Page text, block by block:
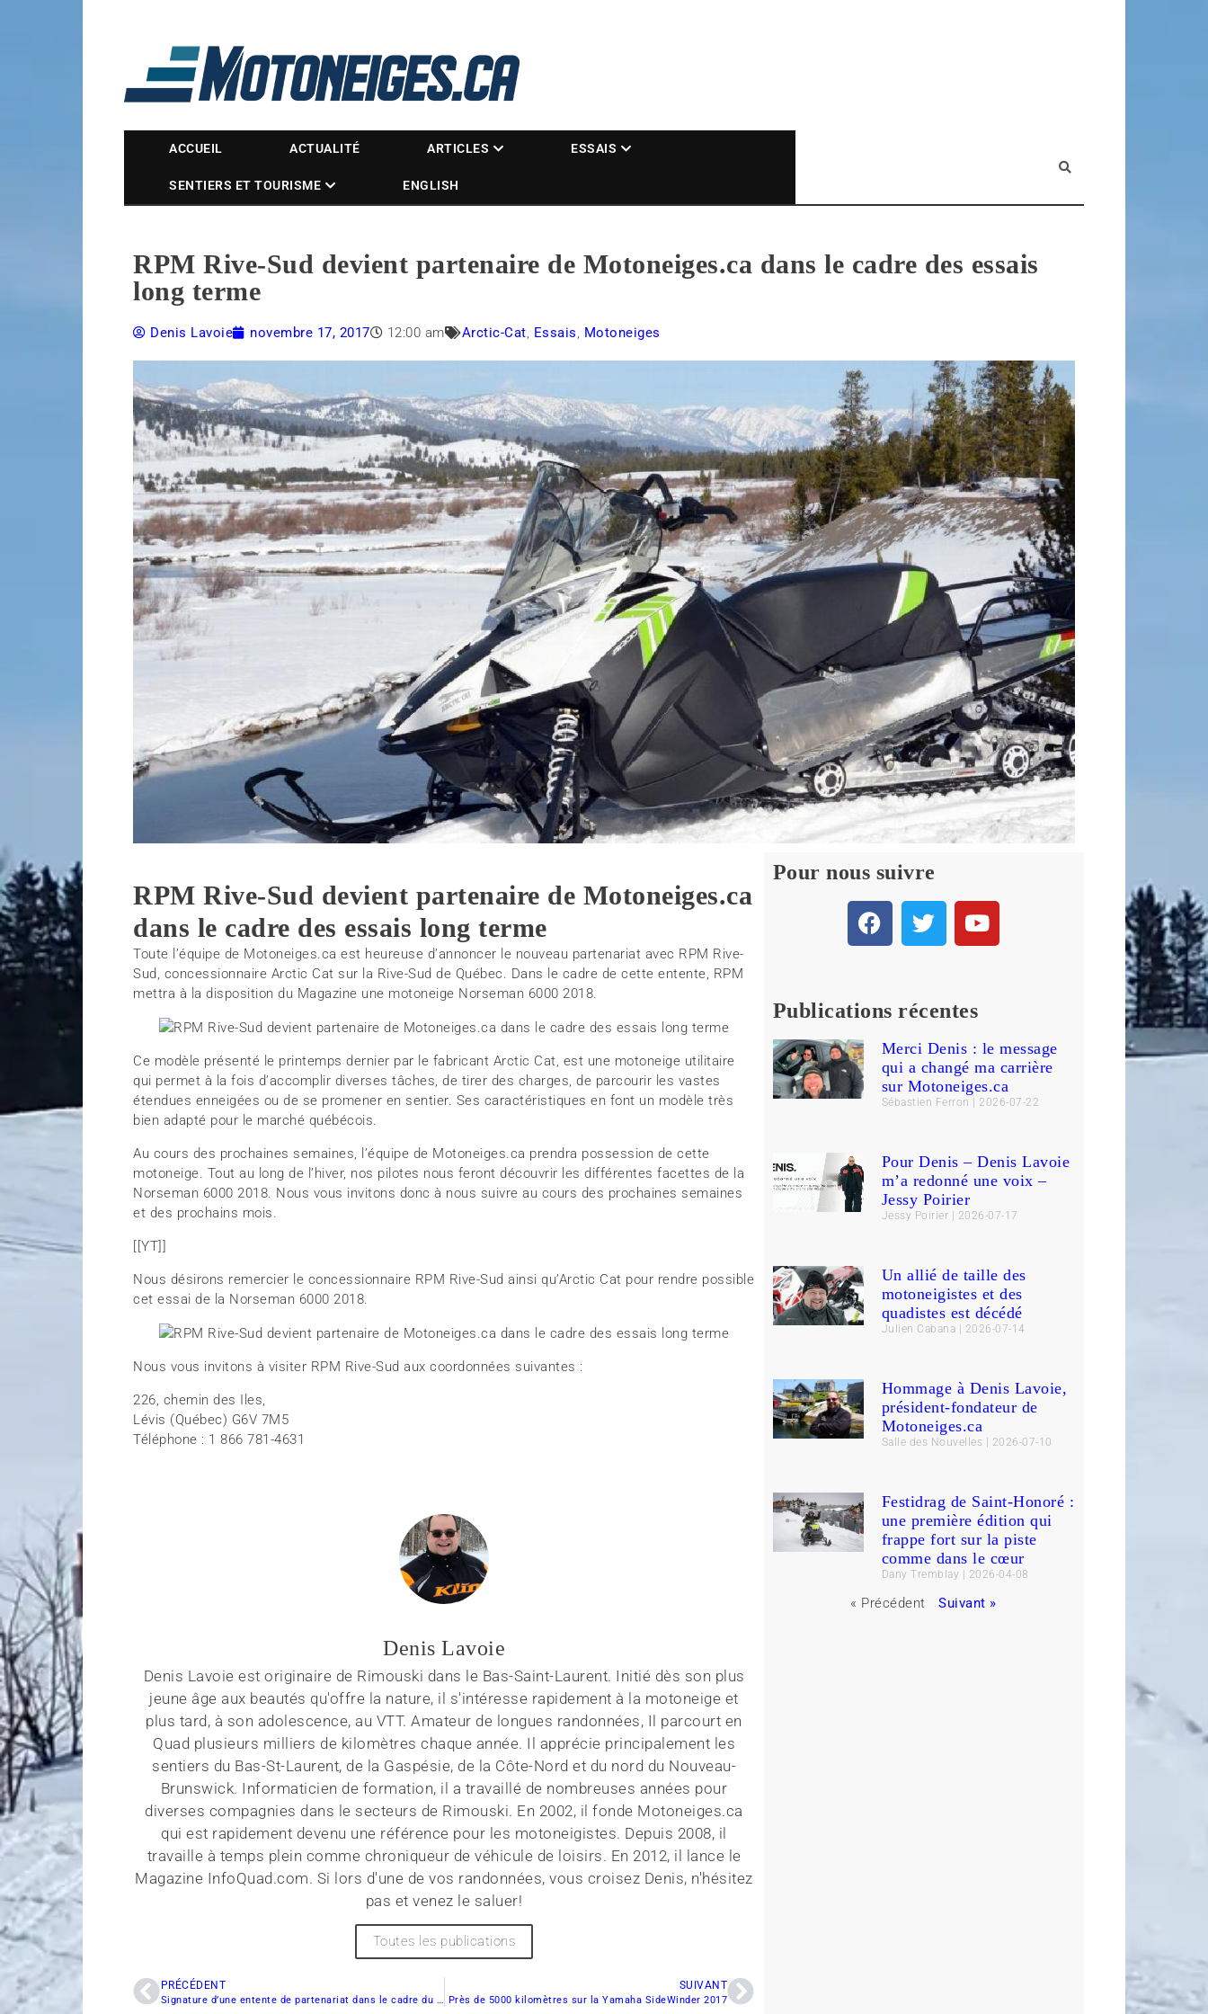
Magazine Motoneiges.ca
ACCUEIL ACTUALITÉ ARTICLES ESSAIS
SENTIERS ET TOURISME ENGLISH
RPM Rive-Sud devient partenaire de Motoneiges.ca dans le cadre des essais
long terme
Denis Lavoie novembre 17, 2017 12:00 am Arctic-Cat, Essais, Motoneiges
RPM Rive-Sud devient partenaire de Motoneiges.ca
dans le cadre des essais long terme
Toute l’équipe de Motoneiges.ca est heureuse d’annoncer le nouveau partenariat avec RPM Rive-
Sud, concessionnaire Arctic Cat sur la Rive-Sud de Québec. Dans le cadre de cette entente, RPM
mettra à la disposition du Magazine une motoneige Norseman 6000 2018.
Ce modèle présenté le printemps dernier par le fabricant Arctic Cat, est une motoneige utilitaire
qui permet à la fois d’accomplir diverses tâches, de tirer des charges, de parcourir les vastes
étendues enneigées ou de se promener en sentier. Ses caractéristiques en font un modèle très
bien adapté pour le marché québécois.
Au cours des prochaines semaines, l’équipe de Motoneiges.ca prendra possession de cette
motoneige. Tout au long de l’hiver, nos pilotes nous feront découvrir les différentes facettes de la
Norseman 6000 2018. Nous vous invitons donc à nous suivre au cours des prochaines semaines
et des prochains mois.
[[YT]]
Nous désirons remercier le concessionnaire RPM Rive-Sud ainsi qu’Arctic Cat pour rendre possible
cet essai de la Norseman 6000 2018.
Nous vous invitons à visiter RPM Rive-Sud aux coordonnées suivantes :
226, chemin des Iles,
Lévis (Québec) G6V 7M5
Téléphone : 1 866 781-4631
Denis Lavoie
Denis Lavoie est originaire de Rimouski dans le Bas-Saint-Laurent. Initié dès son plus
jeune âge aux beautés qu'offre la nature, il s'intéresse rapidement à la motoneige et
plus tard, à son adolescence, au VTT. Amateur de longues randonnées, Il parcourt en
Quad plusieurs milliers de kilomètres chaque année. Il apprécie principalement les
sentiers du Bas-St-Laurent, de la Gaspésie, de la Côte-Nord et du nord du Nouveau-
Brunswick. Informaticien de formation, il a travaillé de nombreuses années pour
diverses compagnies dans le secteurs de Rimouski. En 2002, il fonde Motoneiges.ca
qui est rapidement devenu une référence pour les motoneigistes. Depuis 2008, il
travaille à temps plein comme chroniqueur de véhicule de loisirs. En 2012, il lance le
Magazine InfoQuad.com. Si lors d'une de vos randonnées, vous croisez Denis, n'hésitez
pas et venez le saluer!
Toutes les publications
PRÉCÉDENT
Signature d’une entente de partenariat dans le cadre du programme d’Action bénévole
SUIVANT
Près de 5000 kilomètres sur la Yamaha SideWinder 2017
Pour nous suivre
Publications récentes
Merci Denis : le message
qui a changé ma carrière
sur Motoneiges.ca
Sébastien Ferron 2026-07-22
Pour Denis – Denis Lavoie
m’a redonné une voix –
Jessy Poirier
Jessy Poirier 2026-07-17
Un allié de taille des
motoneigistes et des
quadistes est décédé
Julien Cabana 2026-07-14
Hommage à Denis Lavoie,
président-fondateur de
Motoneiges.ca
Salle des Nouvelles 2026-07-10
Festidrag de Saint-Honoré :
une première édition qui
frappe fort sur la piste
comme dans le cœur
Dany Tremblay 2026-04-08
« Précédent Suivant »